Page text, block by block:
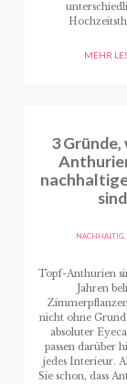
MEHR
3 Gründe,
sind
NACHHALTIG,
Topf-Anthurien
Jahren
nicht ohne
absoluter
passen darüber
jedes Interieur.
Sie schon, dass